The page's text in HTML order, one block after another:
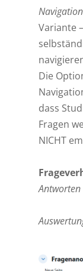
Navigation
Variante
Die
dass
Fragen
NICHT